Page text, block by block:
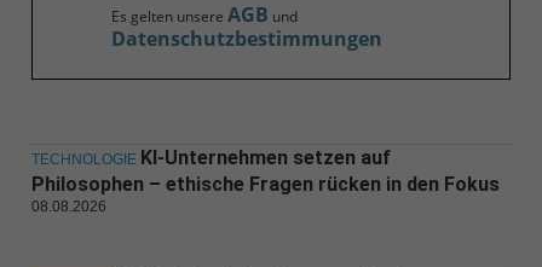
Es gelten unsere AGB und
Datenschutzbestimmungen
TECHNOLOGIE KI-Unternehmen setzen auf
Philosophen – ethische Fragen rücken in den Fokus
08.08.2026